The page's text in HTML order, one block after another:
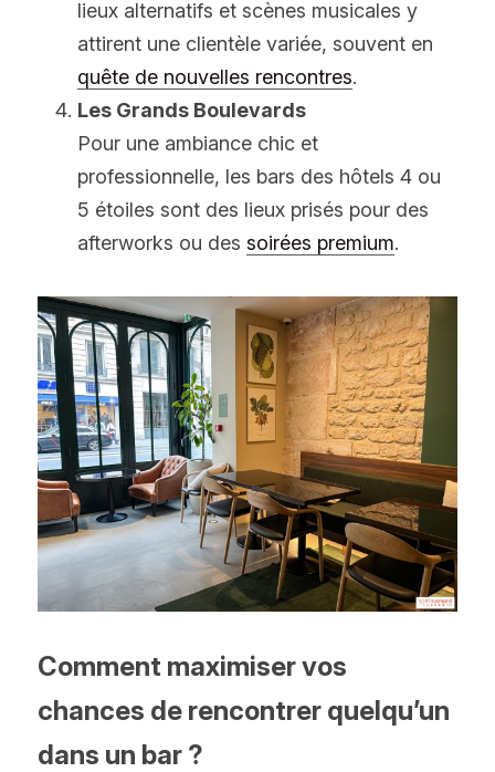
lieux alternatifs et scènes musicales y
quête de nouvelles rencontres.
Les Grands Boulevards
Pour une ambiance chic et
professionnelle, les bars des hôtels 4 ou
5 étoiles sont des lieux prisés pour des
afterworks ou des soirées premium.
Comment maximiser vos
chances de rencontrer quelqu’un
dans un bar ?